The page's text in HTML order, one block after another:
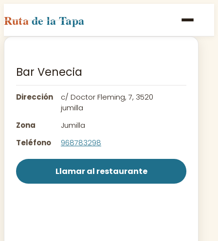
Rutade la Tapa
Inicio
Rutas
Contacto
Bar Venecia
Dirección
c/ Doctor Fleming, 7, 3520
jumilla
Zona
Jumilla
Teléfono
968783298
Llamar al restaurante